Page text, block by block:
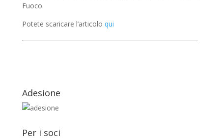
Fuoco.
Potete scaricare l’articolo qui
Adesione
Per i soci